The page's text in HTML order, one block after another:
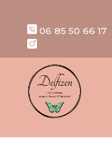
06 85 50 66 17